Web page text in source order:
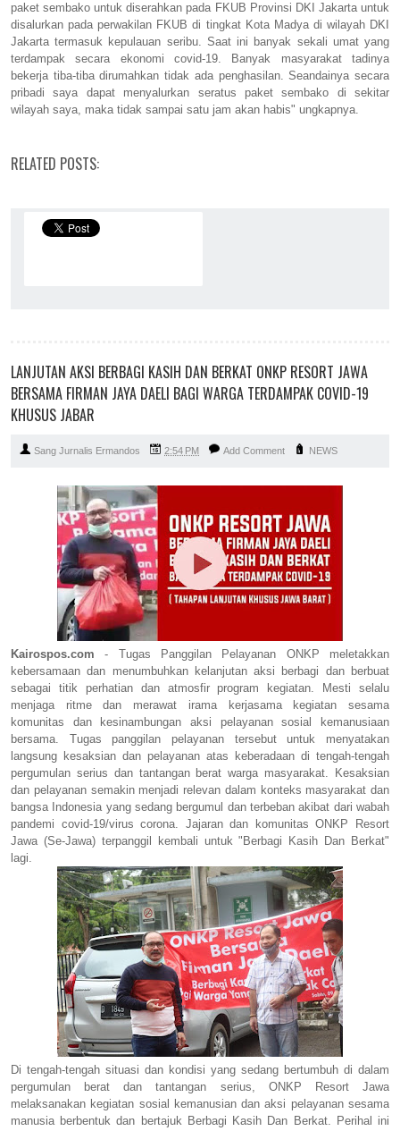
paket sembako untuk diserahkan pada FKUB Provinsi DKI Jakarta untuk
disalurkan pada perwakilan FKUB di tingkat Kota Madya di wilayah DKI
Jakarta termasuk kepulauan seribu. Saat ini banyak sekali umat yang
terdampak secara ekonomi covid-19. Banyak masyarakat tadinya
bekerja tiba-tiba dirumahkan tidak ada penghasilan. Seandainya secara
pribadi saya dapat menyalurkan seratus paket sembako di sekitar
wilayah saya, maka tidak sampai satu jam akan habis" ungkapnya.
RELATED POSTS:
LANJUTAN AKSI BERBAGI KASIH DAN BERKAT ONKP RESORT JAWA
BERSAMA FIRMAN JAYA DAELI BAGI WARGA TERDAMPAK COVID-19
KHUSUS JABAR
Sang Jurnalis Ermandos 2:54 PM Add Comment NEWS
Kairospos.com- Tugas Panggilan Pelayanan ONKP meletakkan
kebersamaan dan menumbuhkan kelanjutan aksi berbagi dan berbuat
sebagai titik perhatian dan atmosfir program kegiatan. Mesti selalu
menjaga ritme dan merawat irama kerjasama kegiatan sesama
komunitas dan kesinambungan aksi pelayanan sosial kemanusiaan
bersama. Tugas panggilan pelayanan tersebut untuk menyatakan
langsung kesaksian dan pelayanan atas keberadaan di tengah-tengah
pergumulan serius dan tantangan berat warga masyarakat. Kesaksian
dan pelayanan semakin menjadi relevan dalam konteks masyarakat dan
bangsa Indonesia yang sedang bergumul dan terbeban akibat dari wabah
pandemi covid-19/virus corona. Jajaran dan komunitas ONKP Resort
Jawa (Se-Jawa) terpanggil kembali untuk "Berbagi Kasih Dan Berkat"
lagi.
Di tengah-tengah situasi dan kondisi yang sedang bertumbuh di dalam
pergumulan berat dan tantangan serius, ONKP Resort Jawa
melaksanakan kegiatan sosial kemanusian dan aksi pelayanan sesama
manusia berbentuk dan bertajuk Berbagi Kasih Dan Berkat. Perihal ini